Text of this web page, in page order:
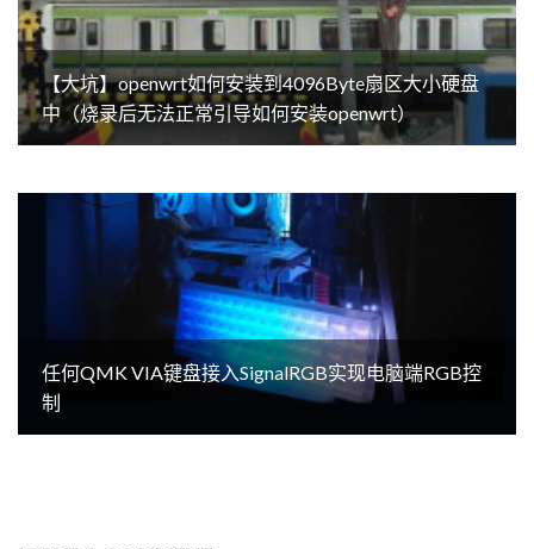
【大坑】openwrt如何安装到4096Byte扇区大小硬盘
中（烧录后无法正常引导如何安装openwrt）
任何QMK VIA键盘接入SignalRGB实现电脑端RGB控
制